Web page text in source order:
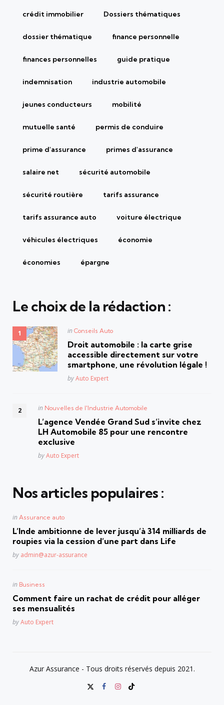
crédit immobilier Dossiers thématiques
dossier thématique finance personnelle
finances personnelles guide pratique
indemnisation industrie automobile
jeunes conducteurs mobilité
mutuelle santé permis de conduire
prime d'assurance primes d'assurance
salaire net sécurité automobile
sécurité routière tarifs assurance
tarifs assurance auto voiture électrique
véhicules électriques économie
économies épargne
Le choix de la rédaction :
Posted
in Conseils Auto
Droit automobile : la carte grise
accessible directement sur votre
smartphone, une révolution légale !
Posted
byAuto Expert
Posted
in Nouvelles de l'Industrie Automobile
L’agence Vendée Grand Sud s’invite chez
LH Automobile 85 pour une rencontre
exclusive
Posted
byAuto Expert
Nos articles populaires :
Posted
in Assurance auto
L’Inde ambitionne de lever jusqu’à 314 milliards de
roupies via la cession d’une part dans Life
Posted
by admin@azur-assurance
Posted
in Business
Comment faire un rachat de crédit pour alléger
ses mensualités
Posted
byAuto Expert
Azur Assurance - Tous droits réservés depuis 2021.